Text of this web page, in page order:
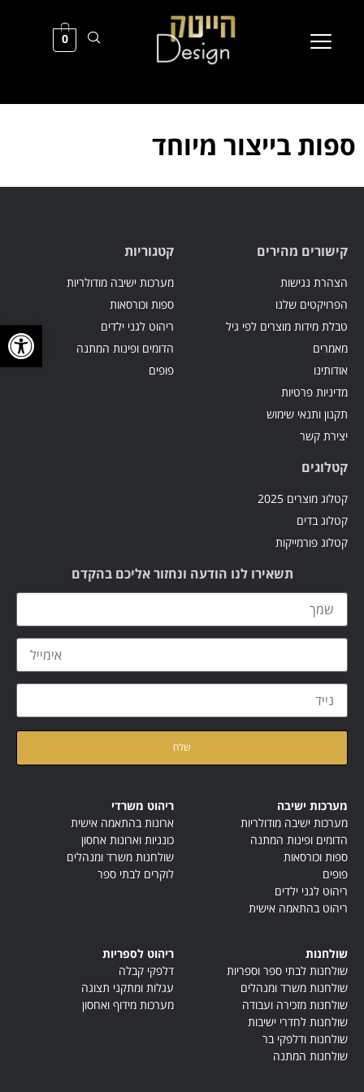
פתח
0
ספות בייצור מיוחד
קישורים מהירים
הצהרת נגישות
הפרויקטים שלנו
טבלת מידות מוצרים לפי גיל
מאמרים
אודותינו
מדיניות פרטיות
תקנון ותנאי שימוש
יצירת קשר
קטגוריות
מערכות ישיבה מודולריות
ספות וכורסאות
ריהוט לגני ילדים
הדומים ופינות המתנה
פופים
קטלוגים
קטלוג מוצרים 2025
קטלוג בדים
קטלוג פורמייקות
תשאירו לנו הודעה ונחזור אליכם בהקדם
מדיניות הפרטיות
מערכות ישיבה
מערכות ישיבה מודולריות
הדומים ופינות המתנה
ספות וכורסאות
פופים
ריהוט לגני ילדים
ריהוט בהתאמה אישית
ריהוט משרדי
ארונות בהתאמה אישית
כונניות וארונות אחסון
שולחנות משרד ומנהלים
לוקרים לבתי ספר
שולחנות
שולחנות לבתי ספר וספריות
שולחנות משרד ומנהלים
שולחנות מזכירה ועבודה
שולחנות לחדרי ישיבות
שולחנות ודלפקי בר
שולחנות המתנה
ריהוט לספריות
דלפקי קבלה
עגלות ומתקני תצוגה
מערכות מידוף ואחסון